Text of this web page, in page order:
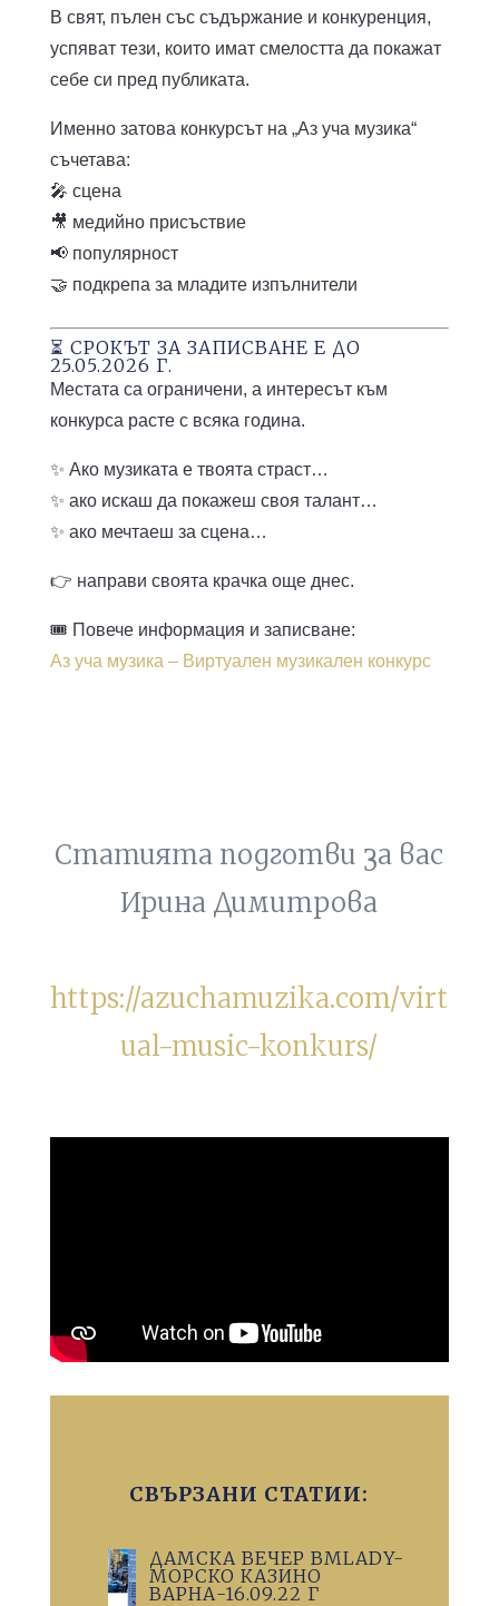
В свят, пълен със съдържание и конкуренция,
успяват тези, които имат смелостта да покажат
себе си пред публиката.
Именно затова конкурсът на „Аз уча музика“
съчетава:
🎤 сцена
🎥 медийно присъствие
📢 популярност
🤝 подкрепа за младите изпълнители
⏳ СРОКЪТ ЗА ЗАПИСВАНЕ Е ДО
25.05.2026 Г.
Местата са ограничени, а интересът към
конкурса расте с всяка година.
✨ Ако музиката е твоята страст…
✨ ако искаш да покажеш своя талант…
✨ ако мечтаеш за сцена…
👉 направи своята крачка още днес.
🎟 Повече информация и записване:
Аз уча музика – Виртуален музикален конкурс
Статията подготви за вас
Ирина Димитрова
https://azuchamuzika.com/virt
ual-music-konkurs/
СВЪРЗАНИ СТАТИИ:
ДАМСКА ВЕЧЕР BMLADY-
МОРСКО КАЗИНО
ВАРНА-16.09.22 Г